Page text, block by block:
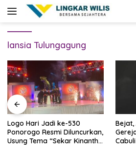
lansia Tulungagung
Logo Hari Jadi ke-530
Ponorogo Resmi Diluncurkan,
Usung Tema “Sekar Kinanthi,
Bejat,